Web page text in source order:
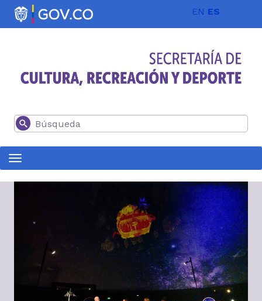
Pasar al contenido principal EN ES
Buscar